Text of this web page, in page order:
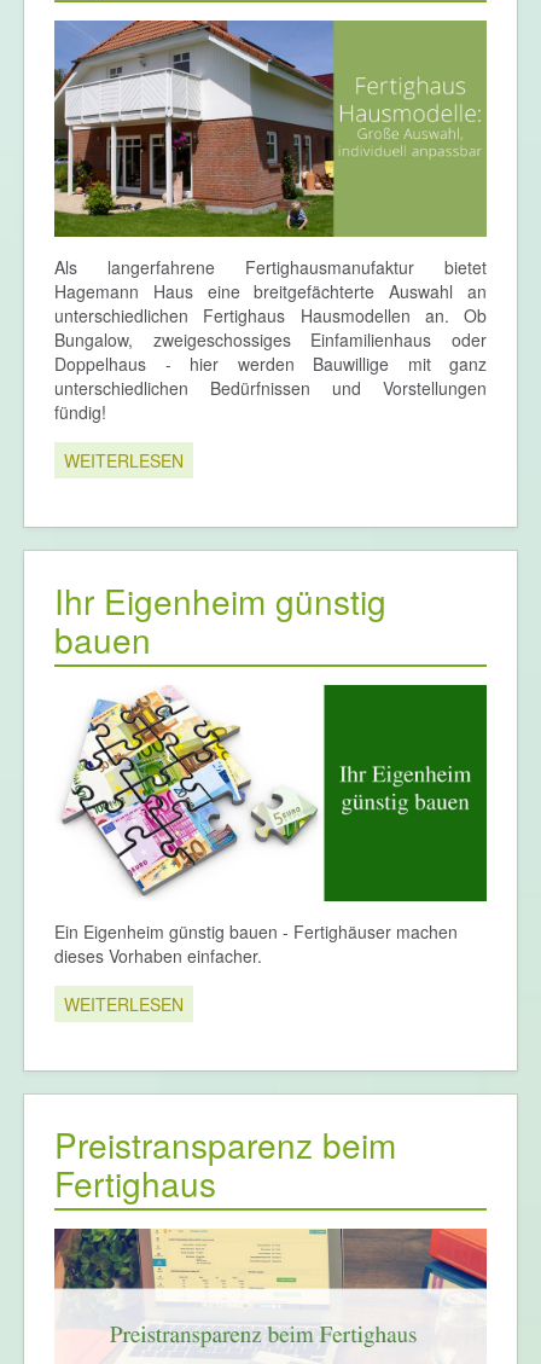
Als langerfahrene Fertighausmanufaktur bietet
Hagemann Haus eine breitgefächterte Auswahl an
unterschiedlichen Fertighaus Hausmodellen an. Ob
Bungalow, zweigeschossiges Einfamilienhaus oder
Doppelhaus - hier werden Bauwillige mit ganz
unterschiedlichen Bedürfnissen und Vorstellungen
fündig!
WEITERLESEN
Ihr Eigenheim günstig
bauen
Ein Eigenheim günstig bauen - Fertighäuser machen
dieses Vorhaben einfacher.
WEITERLESEN
Preistransparenz beim
Fertighaus